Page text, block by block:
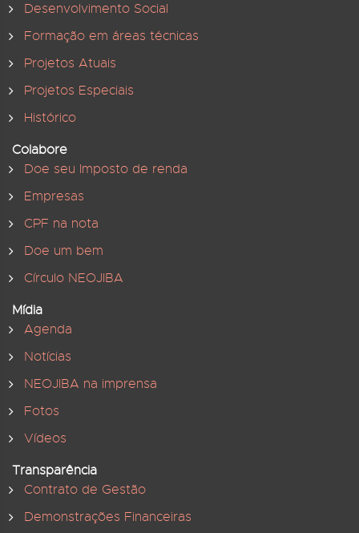
Desenvolvimento Social
Formação em áreas técnicas
Projetos Atuais
Projetos Especiais
Histórico
Colabore
Doe seu Imposto de renda
Empresas
CPF na nota
Doe um bem
Círculo NEOJIBA
Mídia
Agenda
Notícias
NEOJIBA na imprensa
Fotos
Vídeos
Transparência
Contrato de Gestão
Demonstrações Financeiras